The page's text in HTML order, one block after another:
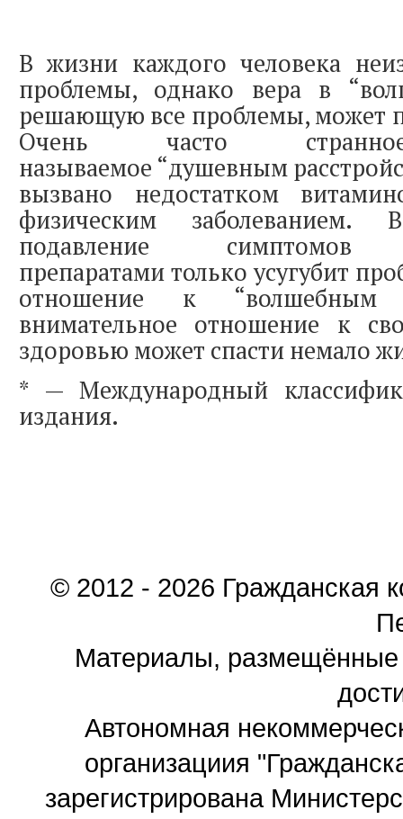
В жизни каждого человека
проблемы, однако вера в
решающую все проблемы, может
Очень часто
называемое “душевным
вызвано недостатком
физическим
подавление симптомов
препаратами только усугубит
отношение к “волшебным
внимательное отношение к
здоровью может спасти немало
* — Международный
издания.
© 2012 - 2026 Гражданская
Материалы, размещённые
Автономная
организациия
зарегистрирована